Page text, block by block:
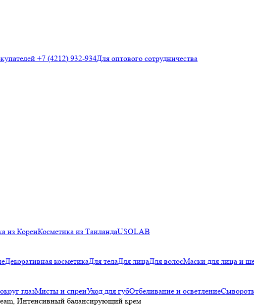
+7 (4212) 932-934Для оптового сотрудничества
из КореиКосметика из ТаиландаUSOLAB
Декоративная косметикаДля телаДля лицаДля волосМаски для лица и
глазМисты и спреиУход для губОтбеливание и осветление
Интенсивный балансирующий крем